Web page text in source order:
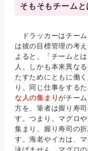
そもそもチームと
ドラッカーはチー
は彼の目標管理の考
よると、「チームと
人、しかも本来異な
たすためにともに働く
り、同じ仕事をするた
な人の集まりがチー
方を、筆者は握り寿
す。つまり、マグロ
集まり、握り寿司の
す。海老やイカは、
泳げません。マグロ